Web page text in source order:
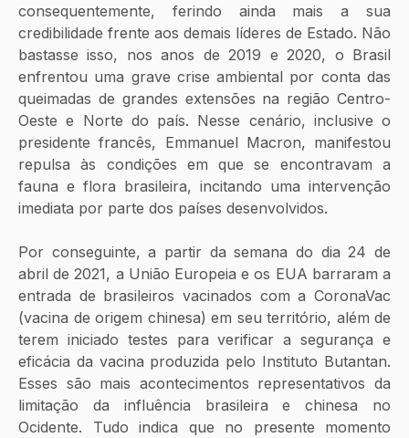
consequentemente, ferindo ainda mais a sua
credibilidade frente aos demais líderes de Estado. Não
bastasse isso, nos anos de 2019 e 2020, o Brasil
enfrentou uma grave crise ambiental por conta das
queimadas de grandes extensões na região Centro-
Oeste e Norte do país. Nesse cenário, inclusive o
presidente francês, Emmanuel Macron, manifestou
repulsa às condições em que se encontravam a
fauna e flora brasileira, incitando uma intervenção
imediata por parte dos países desenvolvidos.
Por conseguinte, a partir da semana do dia 24 de
abril de 2021, a União Europeia e os EUA barraram a
entrada de brasileiros vacinados com a CoronaVac
(vacina de origem chinesa) em seu território, além de
terem iniciado testes para verificar a segurança e
eficácia da vacina produzida pelo Instituto Butantan.
Esses são mais acontecimentos representativos da
limitação da influência brasileira e chinesa no
Ocidente. Tudo indica que no presente momento